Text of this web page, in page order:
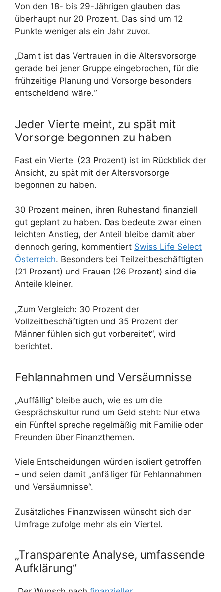
Von den 18- bis 29-Jährigen glauben das
überhaupt nur 20 Prozent. Das sind um 12
Punkte weniger als ein Jahr zuvor.
„Damit ist das Vertrauen in die Altersvorsorge
gerade bei jener Gruppe eingebrochen, für die
frühzeitige Planung und Vorsorge besonders
entscheidend wäre.“
Jeder Vierte meint, zu spät mit
Vorsorge begonnen zu haben
Fast ein Viertel (23 Prozent) ist im Rückblick der
Ansicht, zu spät mit der Altersvorsorge
begonnen zu haben.
30 Prozent meinen, ihren Ruhestand finanziell
gut geplant zu haben. Das bedeute zwar einen
leichten Anstieg, der Anteil bleibe damit aber
dennoch gering, kommentiert Swiss Life Select
Österreich. Besonders bei Teilzeitbeschäftigten
(21 Prozent) und Frauen (26 Prozent) sind die
Anteile kleiner.
„Zum Vergleich: 30 Prozent der
Vollzeitbeschäftigten und 35 Prozent der
Männer fühlen sich gut vorbereitet“, wird
berichtet.
Fehlannahmen und Versäumnisse
„Auffällig“ bleibe auch, wie es um die
Gesprächskultur rund um Geld steht: Nur etwa
ein Fünftel spreche regelmäßig mit Familie oder
Freunden über Finanzthemen.
Viele Entscheidungen würden isoliert getroffen
– und seien damit „anfälliger für Fehlannahmen
und Versäumnisse“.
Zusätzliches Finanzwissen wünscht sich der
Umfrage zufolge mehr als ein Viertel.
„Transparente Analyse, umfassende
Aufklärung“